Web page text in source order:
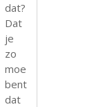
dat?
Dat
je
zo
moe
bent
dat